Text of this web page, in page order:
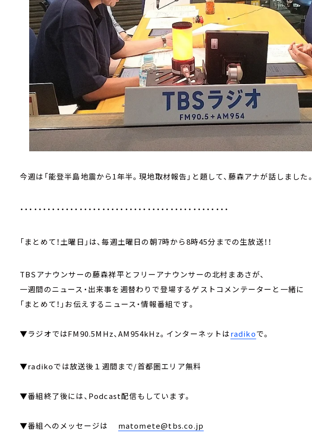
今週は「能登半島地震から1年半。現地取材報告」と題して、藤森アナが話しました。
・・・・・・・・・・・・・・・・・・・・・・・・・・・・・・・・・・・・・・・・・・・・・・
「まとめて！土曜日」は、毎週土曜日の朝7時から8時45分までの生放送！！
TBSアナウンサーの藤森祥平とフリーアナウンサーの北村まあさが、
一週間のニュース・出来事を週替わりで登場するゲストコメンテーターと一緒に
「まとめて！」お伝えするニュース・情報番組です。
▼ラジオではFM90.5MHz、AM954kHz。インターネットはradikoで。
▼radikoでは放送後１週間まで/首都圏エリア無料
▼番組終了後には、Podcast配信もしています。
▼番組へのメッセージは matomete@tbs.co.jp